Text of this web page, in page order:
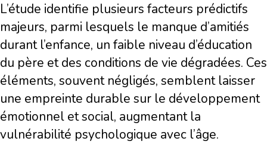
L’étude identifie plusieurs facteurs prédictifs
majeurs, parmi lesquels le manque d’amitiés
durant l’enfance, un faible niveau d’éducation
du père et des conditions de vie dégradées. Ces
éléments, souvent négligés, semblent laisser
une empreinte durable sur le développement
émotionnel et social, augmentant la
vulnérabilité psychologique avec l’âge.